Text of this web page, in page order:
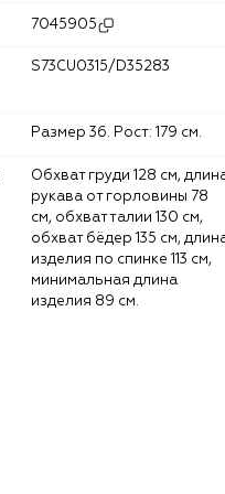
7045905
S73CU0315/D35283
Размер 36. Рост: 179 см.
Обхват груди 128 см, длина
рукава от горловины 78
см, обхват талии 130 см,
обхват бёдер 135 см,
изделия по спинке 113 см,
минимальная длина
изделия 89 см.